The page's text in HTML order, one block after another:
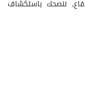
ننصحك باستكشاف